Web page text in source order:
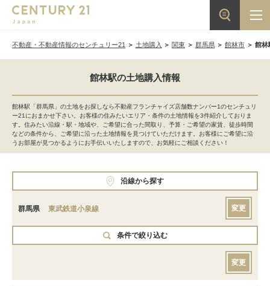
不動産・不動産情報のセンチュリー21 土地購入 関東 群馬県 館林市 館林
館林駅の土地購入情報
館林駅「群馬県」の土地をお探しなら不動産フランチャイズ店舗数ナンバー1のセンチュリ
ー21におまかせ下さい。お客様の住みたいエリア・条件の土地情報を3件紹介しておりま
す。住みたい沿線・駅・地域や、ご希望に合った間取り、予算・ご希望の家賃、徒歩時間
などの条件から、ご希望に沿った土地情報を見つけていただけます。お客様にご希望に沿
うお部屋が見つかるようにお手伝いいたしますので、お気軽にご相談ください！
沿線から探す
群馬県 東武鉄道小泉線 変更
条件で絞り込む
変更